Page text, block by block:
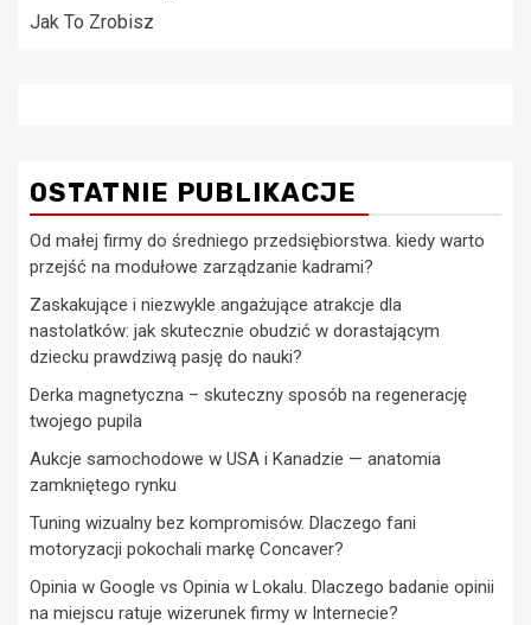
Jak To Zrobisz
OSTATNIE PUBLIKACJE
Od małej firmy do średniego przedsiębiorstwa. kiedy warto
przejść na modułowe zarządzanie kadrami?
Zaskakujące i niezwykle angażujące atrakcje dla
nastolatków: jak skutecznie obudzić w dorastającym
dziecku prawdziwą pasję do nauki?
Derka magnetyczna – skuteczny sposób na regenerację
twojego pupila
Aukcje samochodowe w USA i Kanadzie — anatomia
zamkniętego rynku
Tuning wizualny bez kompromisów. Dlaczego fani
motoryzacji pokochali markę Concaver?
Opinia w Google vs Opinia w Lokalu. Dlaczego badanie opinii
na miejscu ratuje wizerunek firmy w Internecie?